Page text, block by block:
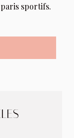
paris sportifs.